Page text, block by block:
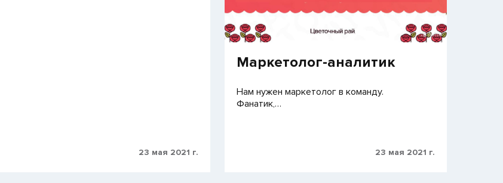
23 мая 2021 г.
Маркетолог-аналитик
Нам нужен маркетолог в команду.
Фанатик,…
23 мая 2021 г.